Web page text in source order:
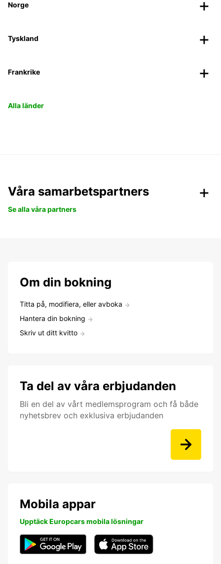
Norge
Tyskland
Frankrike
Alla länder
Våra samarbetspartners
Se alla våra partners
Om din bokning
Titta på, modifiera, eller avboka
Hantera din bokning
Skriv ut ditt kvitto
Ta del av våra erbjudanden
Bli en del av vårt medlemsprogram och få både
nyhetsbrev och exklusiva erbjudanden
Mobila appar
Upptäck Europcars mobila lösningar